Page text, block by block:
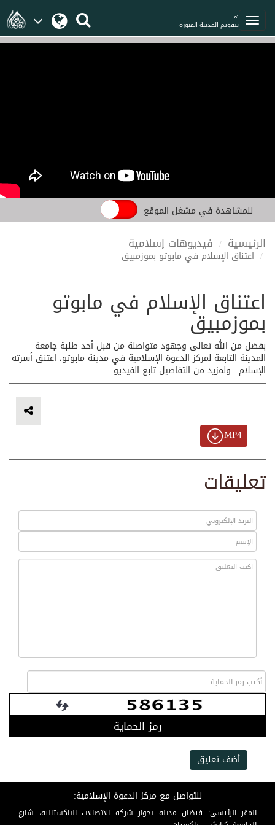
هـ
بتقويم المدينة المنورة
للمشاهدة في مشغل الموقع
الرئيسية فيديوهات إسلامية
اعتناق الإسلام في مابوتو بموزمبيق
اعتناق الإسلام في مابوتو
بموزمبيق
بفضل من الله تعالى وجهود متواصلة من قبل أحد طلبة جامعة
المدينة التابعة لمركز الدعوة الإسلامية في مدينة مابوتو، اعتنق أسرته
الإسلام.. ولمزيد من التفاصيل تابع الفيديو..
MP4
تعليقات
رمز الحماية
أضف تعليق
للتواصل مع مركز الدعوة الإسلامية:
المقر الرئيسي: فيضان مدينة بجوار شركة الاتصالات الباكستانية، شارع